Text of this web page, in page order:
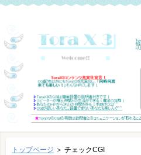
トップページ ＞ チェックCGI